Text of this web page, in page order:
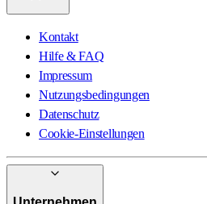
Kontakt
Hilfe & FAQ
Impressum
Nutzungsbedingungen
Datenschutz
Cookie-Einstellungen